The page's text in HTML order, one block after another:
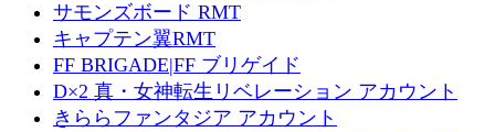
サモンズボード RMT
キャプテン翼RMT
FF BRIGADE|FF ブリゲイド
D×2 真・女神転生リベレーション アカウント
きららファンタジア アカウント